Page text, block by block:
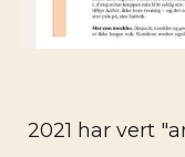
2021 har vert